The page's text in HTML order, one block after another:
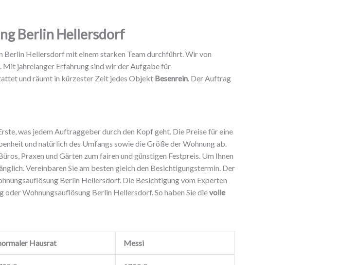
Berlin Hellersdorf
Berlin Hellersdorf mit einem starken Team durchführt. Wir von
jahrelanger Erfahrung sind wir der Aufgabe für
und räumt in kürzester Zeit jedes Objekt Besenrein. Der Auftrag
was jedem Auftraggeber durch den Kopf geht. Die Preise für eine
und natürlich des Umfangs sowie die Größe der Wohnung ab.
Praxen und Gärten zum fairen und günstigen Festpreis. Um Ihnen
Vereinbaren Sie am besten gleich den Besichtigungstermin. Der
Berlin Hellersdorf. Die Besichtigung vom Experten
Wohnungsauflösung Berlin Hellersdorf. So haben Sie dievolle
Hausrat Messi